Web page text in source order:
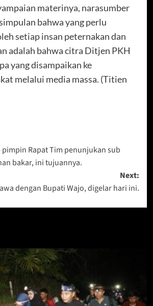
materinya, narasumber
bahwa yang perlu
setiap insan peternakan dan
adalah bahwa citra Ditjen PKH
yang disampaikan ke
melalui media massa. (Titien
Rapat Tim penunjukan sub
bakar, ini tujuannya.
Next:
dengan Bupati Wajo, digelar hari ini.